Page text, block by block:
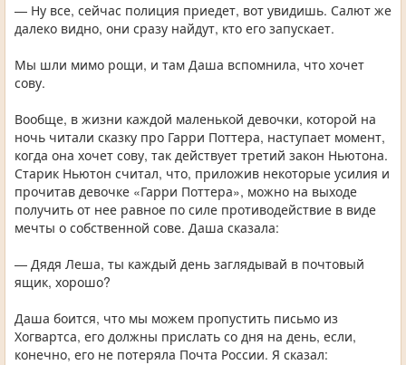
— Ну все, сейчас полиция приедет, вот увидишь. Салют же
далеко видно, они сразу найдут, кто его запускает.
Мы шли мимо рощи, и там Даша вспомнила, что хочет
сову.
Вообще, в жизни каждой маленькой девочки, которой на
ночь читали сказку про Гарри Поттера, наступает момент,
когда она хочет сову, так действует третий закон Ньютона.
Старик Ньютон считал, что, приложив некоторые усилия и
прочитав девочке «Гарри Поттера», можно на выходе
получить от нее равное по силе противодействие в виде
мечты о собственной сове. Даша сказала:
— Дядя Леша, ты каждый день заглядывай в почтовый
ящик, хорошо?
Даша боится, что мы можем пропустить письмо из
Хогвартса, его должны прислать со дня на день, если,
конечно, его не потеряла Почта России. Я сказал: